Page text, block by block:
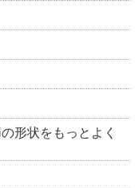
形状をもっとよく